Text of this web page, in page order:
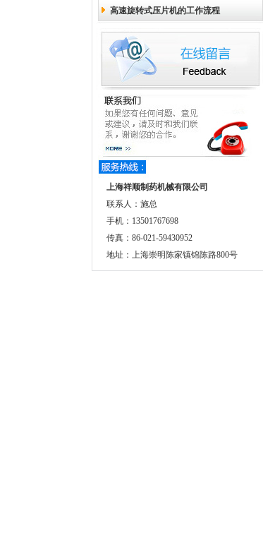
高速旋转式压片机的工作流程
上海祥顺制药机械有限公司
联系人：施总
手机：13501767698
传真：86-021-59430952
地址：上海崇明陈家镇锦陈路800号